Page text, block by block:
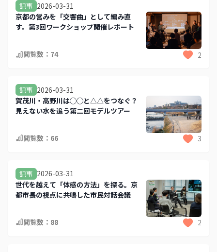
記事 2026-03-31
京都の営みを「交響曲」として編み直
す。第3回ワークショップ開催レポート
閲覧数： 74 2
記事 2026-03-31
賀茂川・高野川は◯◯と△△をつなぐ？
見えない水を追う第二回モデルツアー
閲覧数： 66 3
記事 2026-03-31
世代を越えて「体感の方法」を探る。京
都市長の視点に共鳴した市民対話会議
閲覧数： 88 2